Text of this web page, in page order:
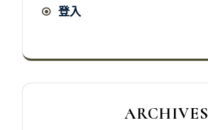
登入
ARCHIVES